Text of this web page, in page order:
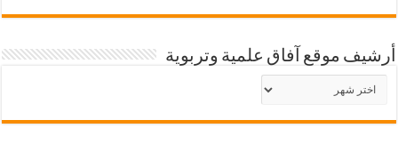
أرشيف موقع آفاق علمية وتربوية
أرشيف
موقع